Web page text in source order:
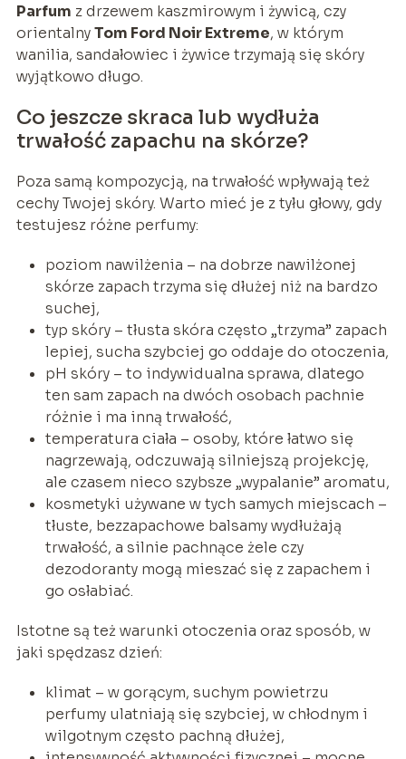
Parfum z drzewem kaszmirowym i żywicą, czy
orientalnyTom Ford Noir Extreme, w którym
wanilia, sandałowiec i żywice trzymają się skóry
wyjątkowo długo.
Co jeszcze skraca lub wydłuża
trwałość zapachu na skórze?
Poza samą kompozycją, na trwałość wpływają też
cechy Twojej skóry. Warto mieć je z tyłu głowy, gdy
testujesz różne perfumy:
poziom nawilżenia – na dobrze nawilżonej
skórze zapach trzyma się dłużej niż na bardzo
suchej,
typ skóry – tłusta skóra często „trzyma” zapach
lepiej, sucha szybciej go oddaje do otoczenia,
pH skóry – to indywidualna sprawa, dlatego
ten sam zapach na dwóch osobach pachnie
różnie i ma inną trwałość,
temperatura ciała – osoby, które łatwo się
nagrzewają, odczuwają silniejszą projekcję,
ale czasem nieco szybsze „wypalanie” aromatu,
kosmetyki używane w tych samych miejscach –
tłuste, bezzapachowe balsamy wydłużają
trwałość, a silnie pachnące żele czy
dezodoranty mogą mieszać się z zapachem i
go osłabiać.
Istotne są też warunki otoczenia oraz sposób, w
jaki spędzasz dzień:
klimat – w gorącym, suchym powietrzu
perfumy ulatniają się szybciej, w chłodnym i
wilgotnym często pachną dłużej,